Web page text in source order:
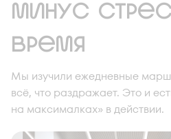
минус
время
Мы изучили ежедневные
всё, что раздражает. Это и
на максималках» в действии.